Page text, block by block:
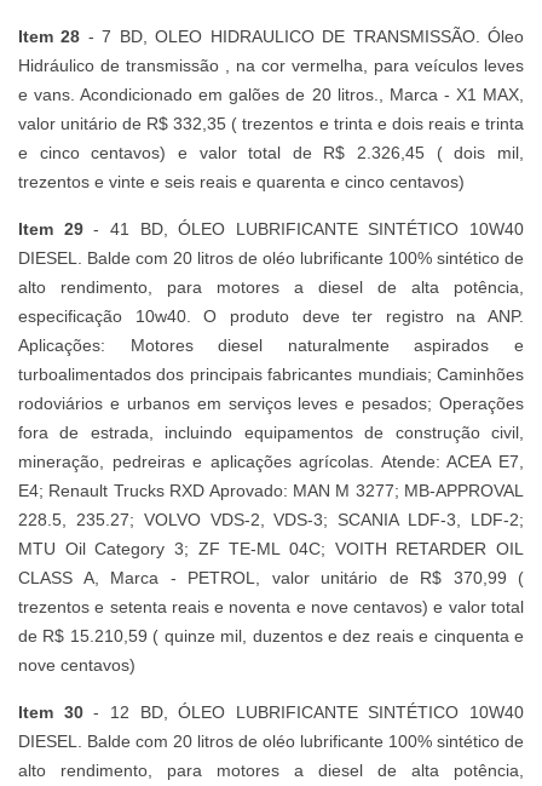
Item 28 - 7 BD, OLEO HIDRAULICO DE TRANSMISSÃO. Óleo
Hidráulico de transmissão , na cor vermelha, para veículos leves
e vans. Acondicionado em galões de 20 litros., Marca - X1 MAX,
valor unitário de R$ 332,35 ( trezentos e trinta e dois reais e trinta
e cinco centavos) e valor total de R$ 2.326,45 ( dois mil,
trezentos e vinte e seis reais e quarenta e cinco centavos)
Item 29- 41 BD, ÓLEO LUBRIFICANTE SINTÉTICO 10W40
DIESEL. Balde com 20 litros de oléo lubrificante 100% sintético de
alto rendimento, para motores a diesel de alta potência,
especificação 10w40. O produto deve ter registro na ANP.
Aplicações: Motores diesel naturalmente aspirados e
turboalimentados dos principais fabricantes mundiais; Caminhões
rodoviários e urbanos em serviços leves e pesados; Operações
fora de estrada, incluindo equipamentos de construção civil,
mineração, pedreiras e aplicações agrícolas. Atende: ACEA E7,
E4; Renault Trucks RXD Aprovado: MAN M 3277; MB-APPROVAL
228.5, 235.27; VOLVO VDS-2, VDS-3; SCANIA LDF-3, LDF-2;
MTU Oil Category 3; ZF TE-ML 04C; VOITH RETARDER OIL
CLASS A, Marca - PETROL, valor unitário de R$ 370,99 (
trezentos e setenta reais e noventa e nove centavos) e valor total
de R$ 15.210,59 ( quinze mil, duzentos e dez reais e cinquenta e
nove centavos)
Item 30- 12 BD, ÓLEO LUBRIFICANTE SINTÉTICO 10W40
DIESEL. Balde com 20 litros de oléo lubrificante 100% sintético de
alto rendimento, para motores a diesel de alta potência,